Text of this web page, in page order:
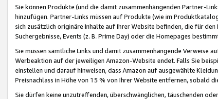
Sie können Produkte (und die damit zusammenhängenden Partner-
hinzufügen. Partner-Links müssen auf Produkte (wie im
sich zusätzlich originäre Inhalte auf Ihrer Website befinden, die für
Suchergebnisse, Events (z. B. Prime Day) oder die Homepages
Sie müssen sämtliche Links und damit zusammenhängende
Werbeaktion auf der jeweiligen Amazon-Website endet. Falls Sie
einstellen und darauf hinweisen, dass Amazon auf ausgewählte
Preisnachlass in Höhe von 15 % von Ihrer Website entfernen, sobald
Sie dürfen keine unzutreffenden, überschwänglichen, täuschenden